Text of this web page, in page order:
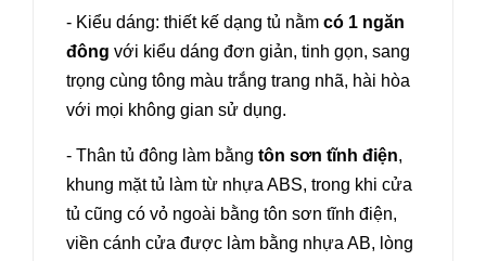
- Kiểu dáng: thiết kế dạng tủ nằm có 1 ngăn
đông với kiểu dáng đơn giản, tinh gọn, sang
trọng cùng tông màu trắng trang nhã, hài hòa
với mọi không gian sử dụng.
- Thân tủ đông làm bằng tôn sơn tĩnh điện,
khung mặt tủ làm từ nhựa ABS, trong khi cửa
tủ cũng có vỏ ngoài bằng tôn sơn tĩnh điện,
viền cánh cửa được làm bằng nhựa AB, lòng